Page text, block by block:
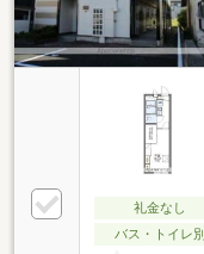
礼金なし
バス・トイレ別